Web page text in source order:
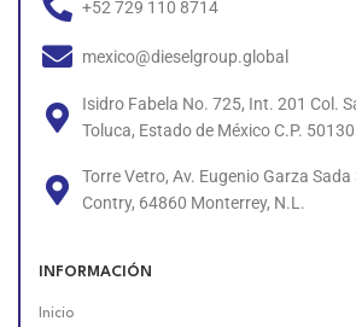
+52 729 110 8714
mexico@dieselgroup.global
Isidro Fabela No. 725, Int. 201 Col.
Toluca, Estado de México C.P.
Torre Vetro, Av. Eugenio Garza
Contry, 64860 Monterrey, N.L.
INFORMACIÓN
Inicio